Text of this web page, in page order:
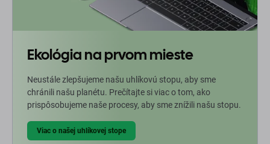
Ekológia na prvom mieste
Neustále zlepšujeme našu uhlíkovú stopu, aby sme
chránili našu planétu. Prečítajte si viac o tom, ako
prispôsobujeme naše procesy, aby sme znížili našu stopu.
Viac o našej uhlíkovej stope